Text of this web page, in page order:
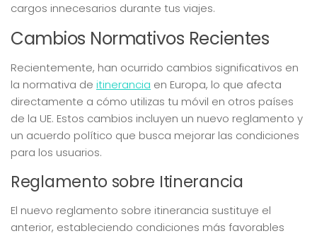
cargos innecesarios durante tus viajes.
Cambios Normativos Recientes
Recientemente, han ocurrido cambios significativos en
la normativa de itinerancia en Europa, lo que afecta
directamente a cómo utilizas tu móvil en otros países
de la UE. Estos cambios incluyen un nuevo reglamento y
un acuerdo político que busca mejorar las condiciones
para los usuarios.
Reglamento sobre Itinerancia
El nuevo reglamento sobre itinerancia sustituye el
anterior, estableciendo condiciones más favorables